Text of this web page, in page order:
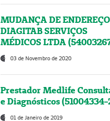
MUDANÇA DE
DIAGITAB SERVIÇOS
MÉDICOS LTDA
03 de Novembro de 2020
Prestador Medlife
e Diagnósticos (51004334-
01 de Janeiro de 2019